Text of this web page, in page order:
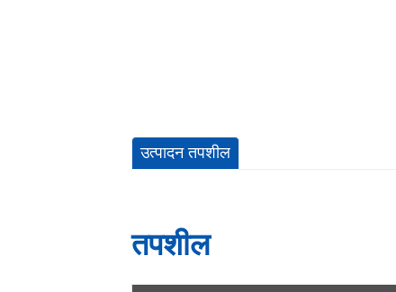
उत्पादन तपशील
तपशील